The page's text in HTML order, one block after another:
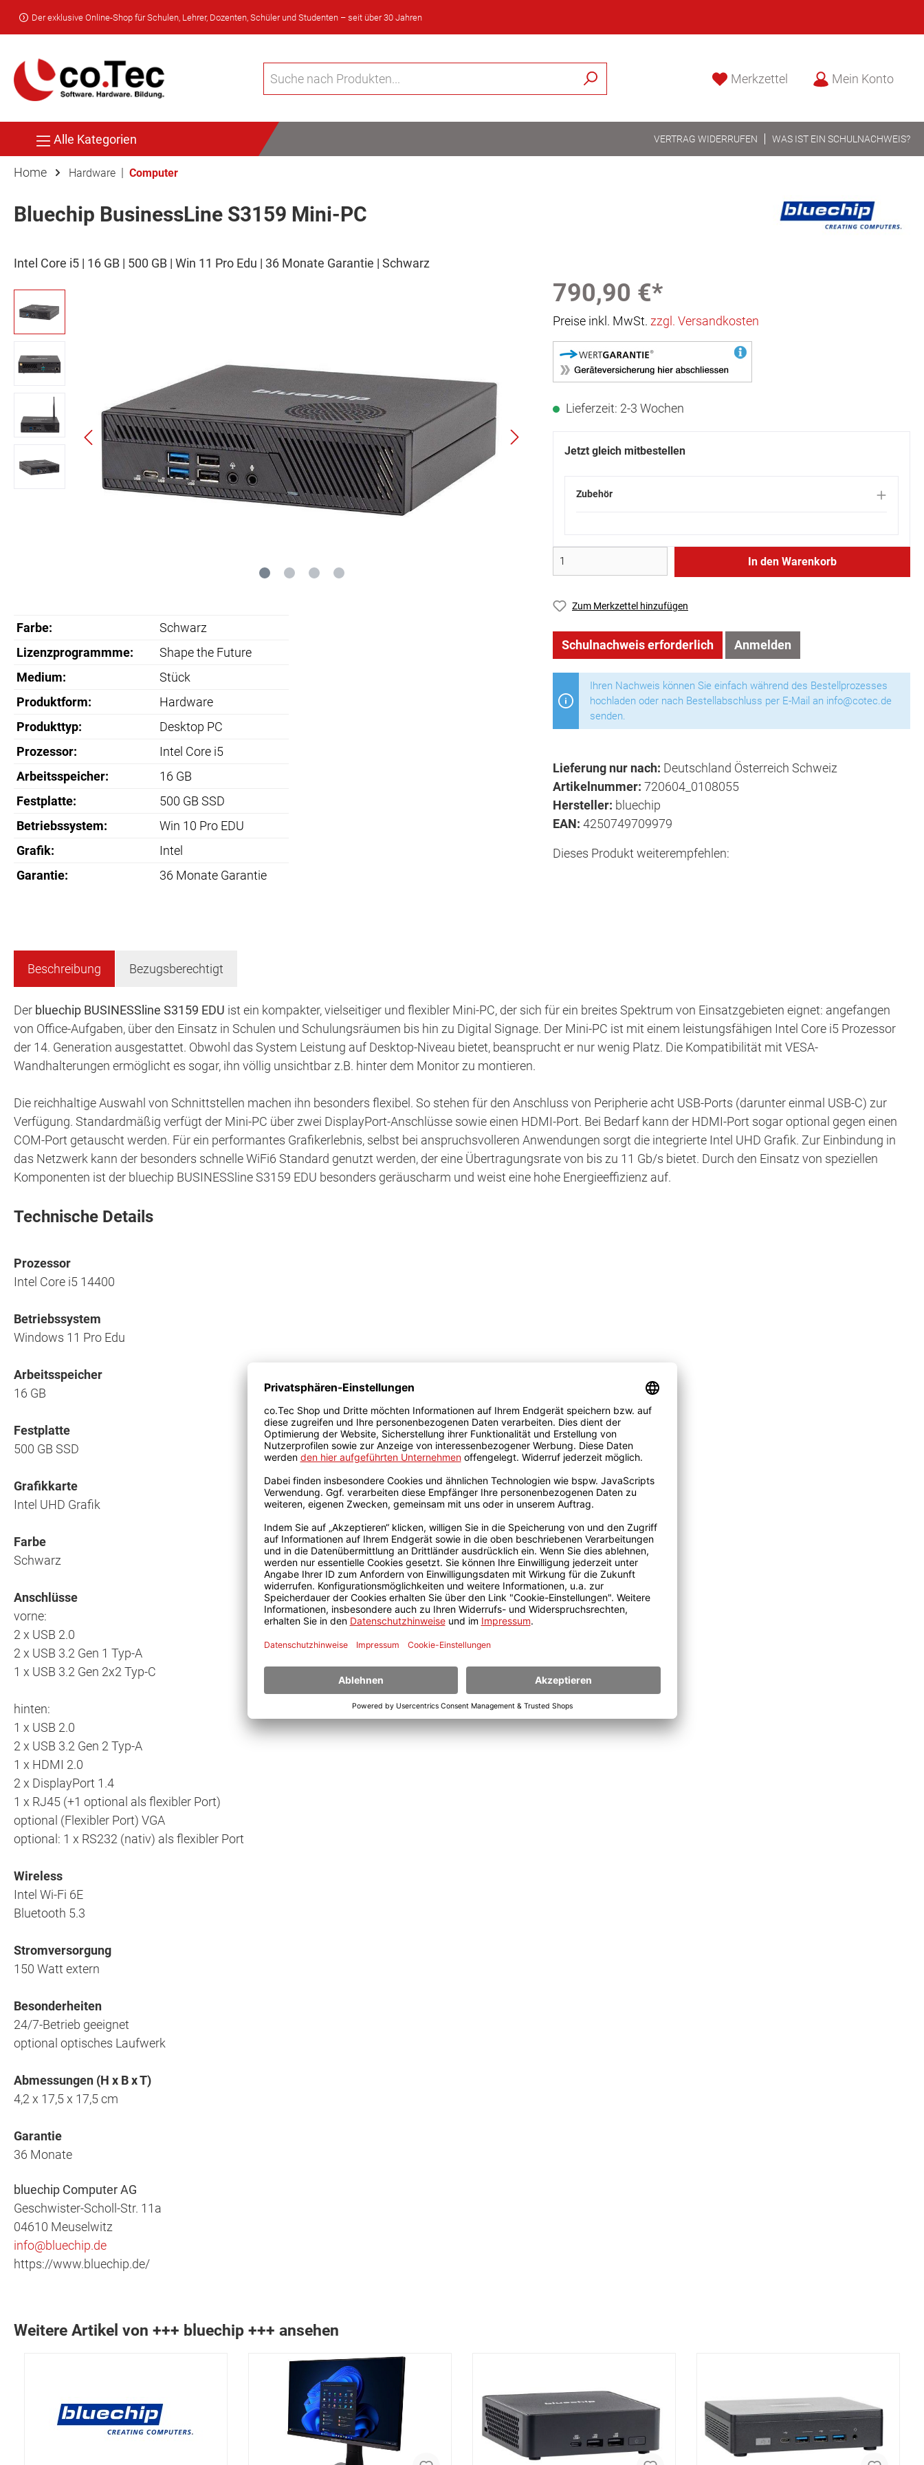
Der exklusive Online-Shop für Schulen, Lehrer, Dozenten, Schüler und Studenten – seit über 30 Jahren
Merkzettel Mein Konto
Alle Kategorien VERTRAG WIDERRUFEN WAS IST EIN SCHULNACHWEIS?
Home Hardware | Computer
Bluechip BusinessLine S3159 Mini-PC
Intel Core i5 | 16 GB | 500 GB | Win 11 Pro Edu | 36 Monate Garantie | Schwarz
Farbe:
Schwarz
Lizenzprogrammme:
Shape the Future
Medium:
Stück
Produktform:
Hardware
Produkttyp:
Desktop PC
Prozessor:
Intel Core i5
Arbeitsspeicher:
16 GB
Festplatte:
500 GB SSD
Betriebssystem:
Win 10 Pro EDU
Grafik:
Intel
Garantie:
36 Monate Garantie
790,90 €*
Preise inkl. MwSt. zzgl. Versandkosten
Lieferzeit: 2-3 Wochen
Jetzt gleich mitbestellen
Zubehör
In den Warenkorb
Zum Merkzettel hinzufügen
Schulnachweis erforderlich Anmelden
Ihren Nachweis können Sie einfach während des Bestellprozesses
hochladen oder nach Bestellabschluss per E-Mail an info@cotec.de
senden.
Lieferung nur nach: Deutschland Österreich Schweiz
Artikelnummer: 720604_0108055
Hersteller: bluechip
EAN: 4250749709979
Dieses Produkt weiterempfehlen:
Beschreibung Bezugsberechtigt
Der bluechip BUSINESSline S3159 EDU ist ein kompakter, vielseitiger und flexibler Mini-PC, der sich für ein breites Spektrum von Einsatzgebieten eignet: angefangen
von Office-Aufgaben, über den Einsatz in Schulen und Schulungsräumen bis hin zu Digital Signage. Der Mini-PC ist mit einem leistungsfähigen Intel Core i5 Prozessor
der 14. Generation ausgestattet. Obwohl das System Leistung auf Desktop-Niveau bietet, beansprucht er nur wenig Platz. Die Kompatibilität mit VESA-
Wandhalterungen ermöglicht es sogar, ihn völlig unsichtbar z.B. hinter dem Monitor zu montieren.
Die reichhaltige Auswahl von Schnittstellen machen ihn besonders flexibel. So stehen für den Anschluss von Peripherie acht USB-Ports (darunter einmal USB-C) zur
Verfügung. Standardmäßig verfügt der Mini-PC über zwei DisplayPort-Anschlüsse sowie einen HDMI-Port. Bei Bedarf kann der HDMI-Port sogar optional gegen einen
COM-Port getauscht werden. Für ein performantes Grafikerlebnis, selbst bei anspruchsvolleren Anwendungen sorgt die integrierte Intel UHD Grafik. Zur Einbindung in
das Netzwerk kann der besonders schnelle WiFi6 Standard genutzt werden, der eine Übertragungsrate von bis zu 11 Gb/s bietet. Durch den Einsatz von speziellen
Komponenten ist der bluechip BUSINESSline S3159 EDU besonders geräuscharm und weist eine hohe Energieeffizienz auf.
Technische Details
Prozessor
Intel Core i5 14400
Betriebssystem
Windows 11 Pro Edu
Arbeitsspeicher
16 GB
Festplatte
500 GB SSD
Grafikkarte
Intel UHD Grafik
Farbe
Schwarz
Anschlüsse
vorne:
2 x USB 2.0
2 x USB 3.2 Gen 1 Typ-A
1 x USB 3.2 Gen 2x2 Typ-C
hinten:
1 x USB 2.0
2 x USB 3.2 Gen 2 Typ-A
1 x HDMI 2.0
2 x DisplayPort 1.4
1 x RJ45 (+1 optional als flexibler Port)
optional (Flexibler Port) VGA
optional: 1 x RS232 (nativ) als flexibler Port
Wireless
Intel Wi-Fi 6E
Bluetooth 5.3
Stromversorgung
150 Watt extern
Besonderheiten
24/7-Betrieb geeignet
optional optisches Laufwerk
Abmessungen (H x B x T)
4,2 x 17,5 x 17,5 cm
Garantie
36 Monate
bluechip Computer AG
Geschwister-Scholl-Str. 11a
04610 Meuselwitz
info@bluechip.de
https://www.bluechip.de/
Weitere Artikel von +++ bluechip +++ ansehen